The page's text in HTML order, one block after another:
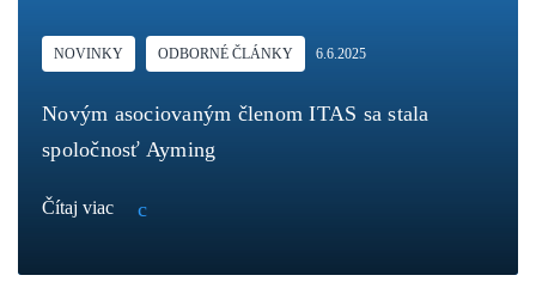
NOVINKY ODBORNÉ ČLÁNKY 6.6.2025
Novým asociovaným členom ITAS sa stala
spoločnosť Ayming
Čítaj viac